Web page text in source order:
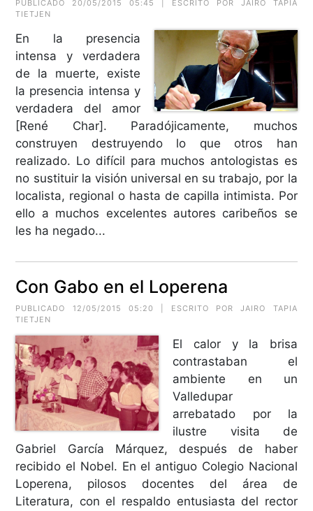
PUBLICADO 20/05/2015 05:45 | ESCRITO POR JAIRO TAPIA
TIETJEN
En la presencia
intensa y verdadera
de la muerte, existe
la presencia intensa y
verdadera del amor
[René Char]. Paradójicamente, muchos
construyen destruyendo lo que otros han
realizado. Lo difícil para muchos antologistas es
no sustituir la visión universal en su trabajo, por la
localista, regional o hasta de capilla intimista. Por
ello a muchos excelentes autores caribeños se
les ha negado...
Con Gabo en el Loperena
PUBLICADO 12/05/2015 05:20 | ESCRITO POR JAIRO TAPIA
TIETJEN
El calor y la brisa
contrastaban el
ambiente en un
Valledupar
arrebatado por la
ilustre visita de
Gabriel García Márquez, después de haber
recibido el Nobel. En el antiguo Colegio Nacional
Loperena, pilosos docentes del área de
Literatura, con el respaldo entusiasta del rector